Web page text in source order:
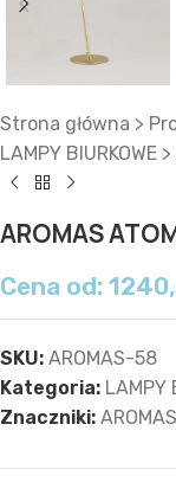
Strona główna >
LAMPY BIURKOWE >
AROMAS
Cena od:
SKU: AROMAS-58
Kategoria: LAMPY
Znaczniki: AROMAS